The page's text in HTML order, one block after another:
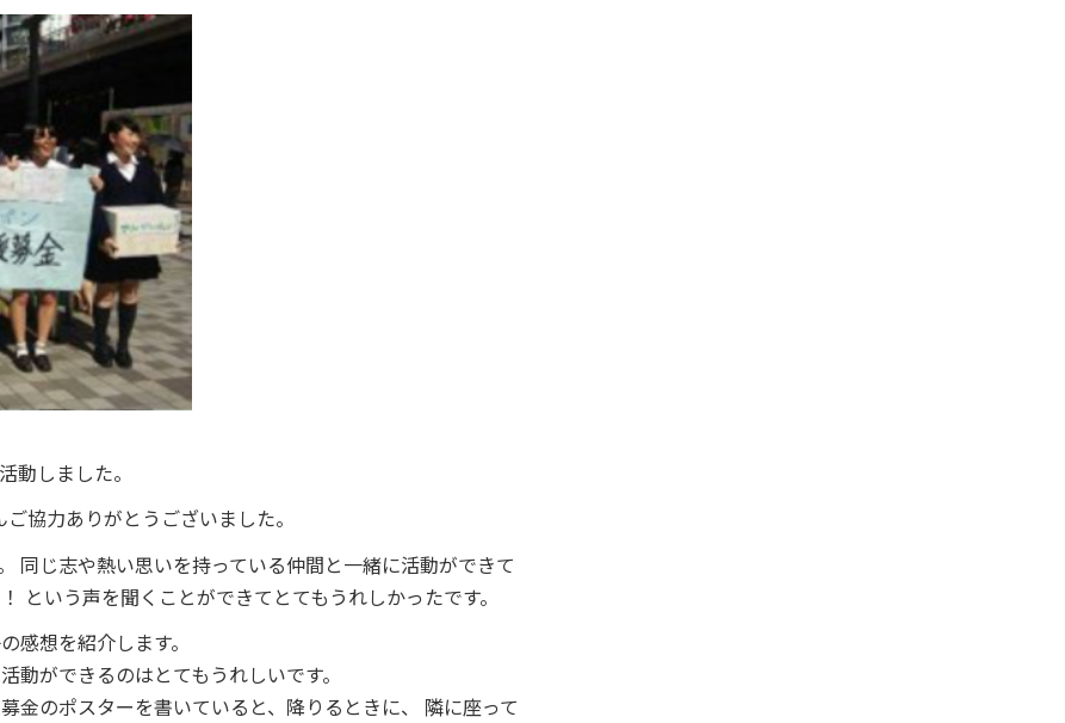
動しました。
ご協力ありがとうございました。
同じ志や熱い思いを持っている仲間と一緒に活動ができて
という声を聞くことができてとてもうれしかったです。
感想を紹介します。
動ができるのはとてもうれしいです。
募金のポスターを書いていると、降りるときに、 隣に座って